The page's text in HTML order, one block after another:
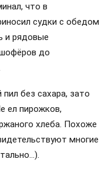
что в
судки с обедом
и рядовые
до
без сахара, зато
ел пирожков,
хлеба. Похоже
многие